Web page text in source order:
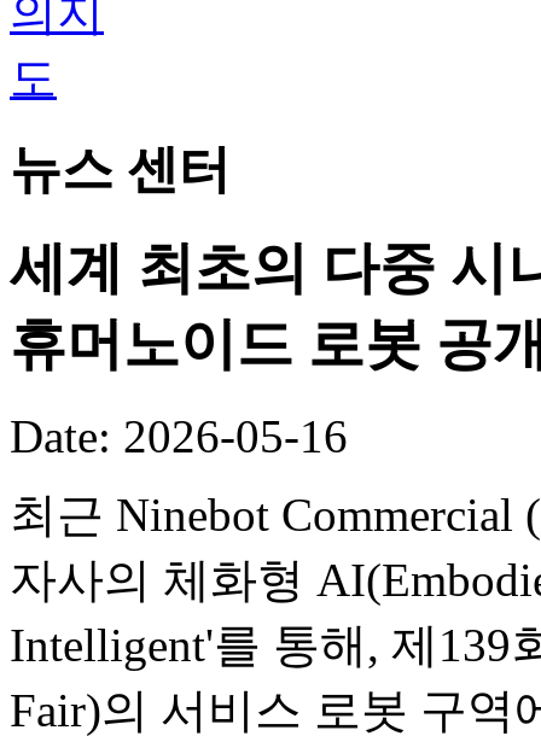
뉴스 센터
세계 최초의 다중 시
휴머노이드 로봇 공
Date: 2026-05-16
최근 Ninebot Commercial
자사의 체화형
Intelligent'를 통해, 제139
Fair)의 서비스 로봇 구역